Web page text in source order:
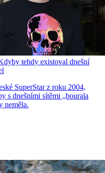
tehdy existoval dnešní
SuperStar z roku 2004,
s dnešními sítěmi „bourala
neměla.